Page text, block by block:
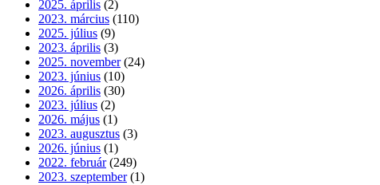
2025. április (2)
2023. március (110)
2025. július (9)
2023. április (3)
2025. november (24)
2023. június (10)
2026. április (30)
2023. július (2)
2026. május (1)
2023. augusztus (3)
2026. június (1)
2022. február (249)
2023. szeptember (1)